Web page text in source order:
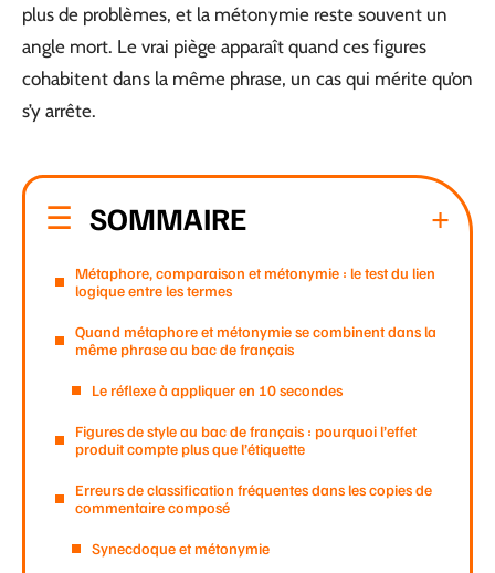
plus de problèmes, et la métonymie reste souvent un
angle mort. Le vrai piège apparaît quand ces figures
cohabitent dans la même phrase, un cas qui mérite qu’on
s’y arrête.
SOMMAIRE
Métaphore, comparaison et métonymie : le test du lien
logique entre les termes
Quand métaphore et métonymie se combinent dans la
même phrase au bac de français
Le réflexe à appliquer en 10 secondes
Figures de style au bac de français : pourquoi l’effet
produit compte plus que l’étiquette
Erreurs de classification fréquentes dans les copies de
commentaire composé
Synecdoque et métonymie